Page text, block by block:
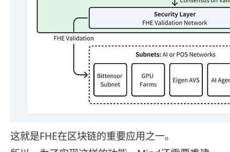
这就是FHE在区块链的重要应用之一。